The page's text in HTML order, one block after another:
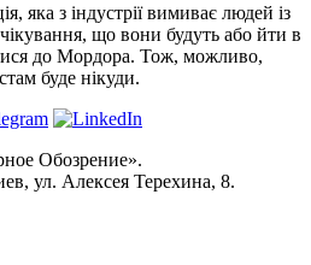
яка з індустрії вимиває людей із
що вони будуть або йти в
до Мордора. Тож, можливо,
буде нікуди.
Обозрение».
ул. Алексея Терехина, 8.